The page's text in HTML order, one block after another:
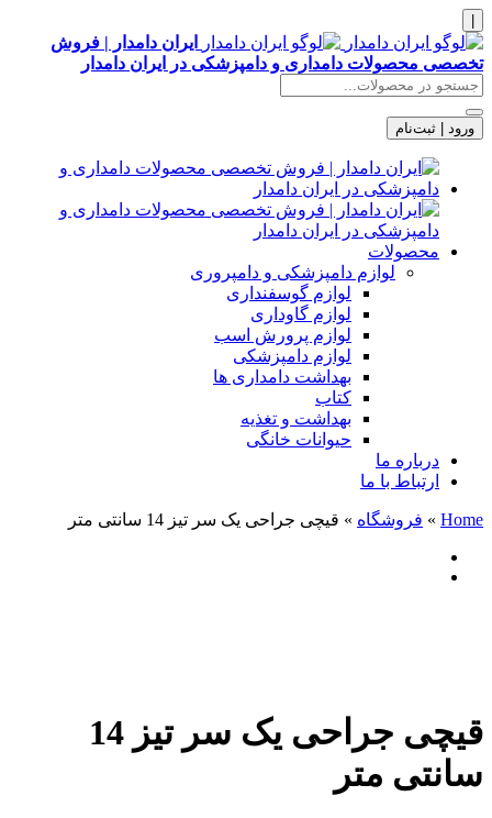
ایران دامدار | فروش
تخصصی محصولات دامداری و دامپزشکی در ایران دامدار
ورود | ثبت‌نام
محصولات
لوازم دامپزشکی و دامپروری
لوازم گوسفنداری
لوازم گاوداری
لوازم پرورش اسب
لوازم دامپزشکی
بهداشت دامداری ها
کتاب
بهداشت و تغذیه
حیوانات خانگی
درباره ما
ارتباط با ما
Home
» فروشگاه » قیچی جراحی یک سر تیز 14 سانتی متر
قیچی جراحی یک سر تیز 14
سانتی متر